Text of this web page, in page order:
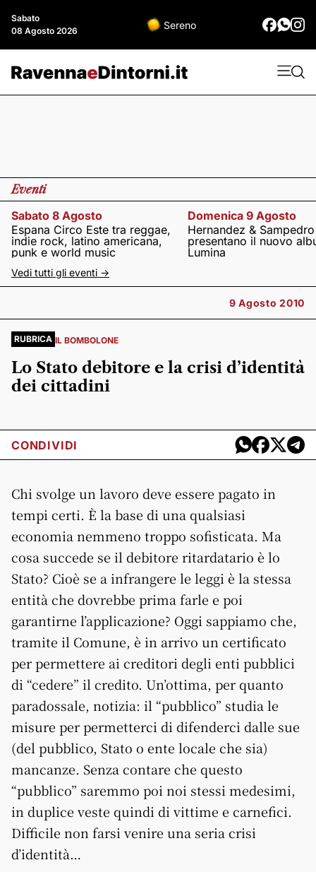
Sabato
08 Agosto 2026
Sereno
Eventi
Sabato 8 Agosto
Espana Circo Este tra reggae,
indie rock, latino americana,
punk e world music
Domenica 9 Agosto
Hernandez & Sampedro
presentano il nuovo
Lumina
Vedi tutti gli eventi ->
9 Agosto 2010
RUBRICA IL BOMBOLONE
Lo Stato debitore e la crisi d’identità
dei cittadini
CONDIVIDI
Chi svolge un lavoro deve essere pagato in
tempi certi. È la base di una qualsiasi
economia nemmeno troppo sofisticata. Ma
cosa succede se il debitore ritardatario è lo
Stato? Cioè se a infrangere le leggi è la stessa
entità che dovrebbe prima farle e poi
garantirne l’applicazione? Oggi sappiamo che,
tramite il Comune, è in arrivo un certificato
per permettere ai creditori degli enti pubblici
di “cedere” il credito. Un’ottima, per quanto
paradossale, notizia: il “pubblico” studia le
misure per permetterci di difenderci dalle sue
(del pubblico, Stato o ente locale che sia)
mancanze. Senza contare che questo
“pubblico” saremmo poi noi stessi medesimi,
in duplice veste quindi di vittime e carnefici.
Difficile non farsi venire una seria crisi
d’identità…